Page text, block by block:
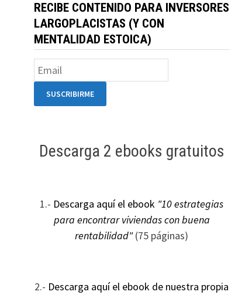
RECIBE CONTENIDO PARA INVERSORES
LARGOPLACISTAS (Y CON
MENTALIDAD ESTOICA)
Descarga 2 ebooks gratuitos
1.- Descarga aquí el ebook "10 estrategias
para encontrar viviendas con buena
rentabilidad"(75 páginas)
2.- Descarga aquí el ebook de nuestra propia